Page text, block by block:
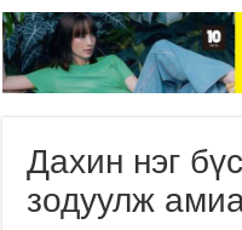
Дахин нэг
зодуулж